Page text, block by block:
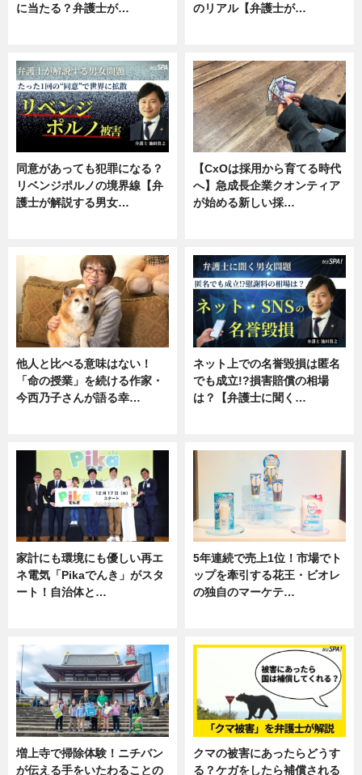
に当たる？弁護士が…
のリアル【弁護士が…
同意があっても犯罪になる？
リベンジポルノの境界線【弁
護士が解説する男女…
【CxOは採用から育てる時代
へ】急成長企業クオンティア
が始める新しい採…
他人と比べる意味はない！
「命の授業」を続ける作家・
今西乃子さんが語る幸…
ネット上での名誉毀損は匿名
でも成立!?損害賠償の相場
は？【弁護士に聞く…
家計にも環境にも優しい再エ
ネ電気「Pikaでんき」がスタ
ート！自治体と…
5年連続で売上1位！市場でト
ップを牽引する花王・ビオレ
の独自のマーケテ…
増上寺で掃除体験！ニチバン
が伝える手をいたわることの
クマの被害にあったらどうす
る？ケガをしたら補償される